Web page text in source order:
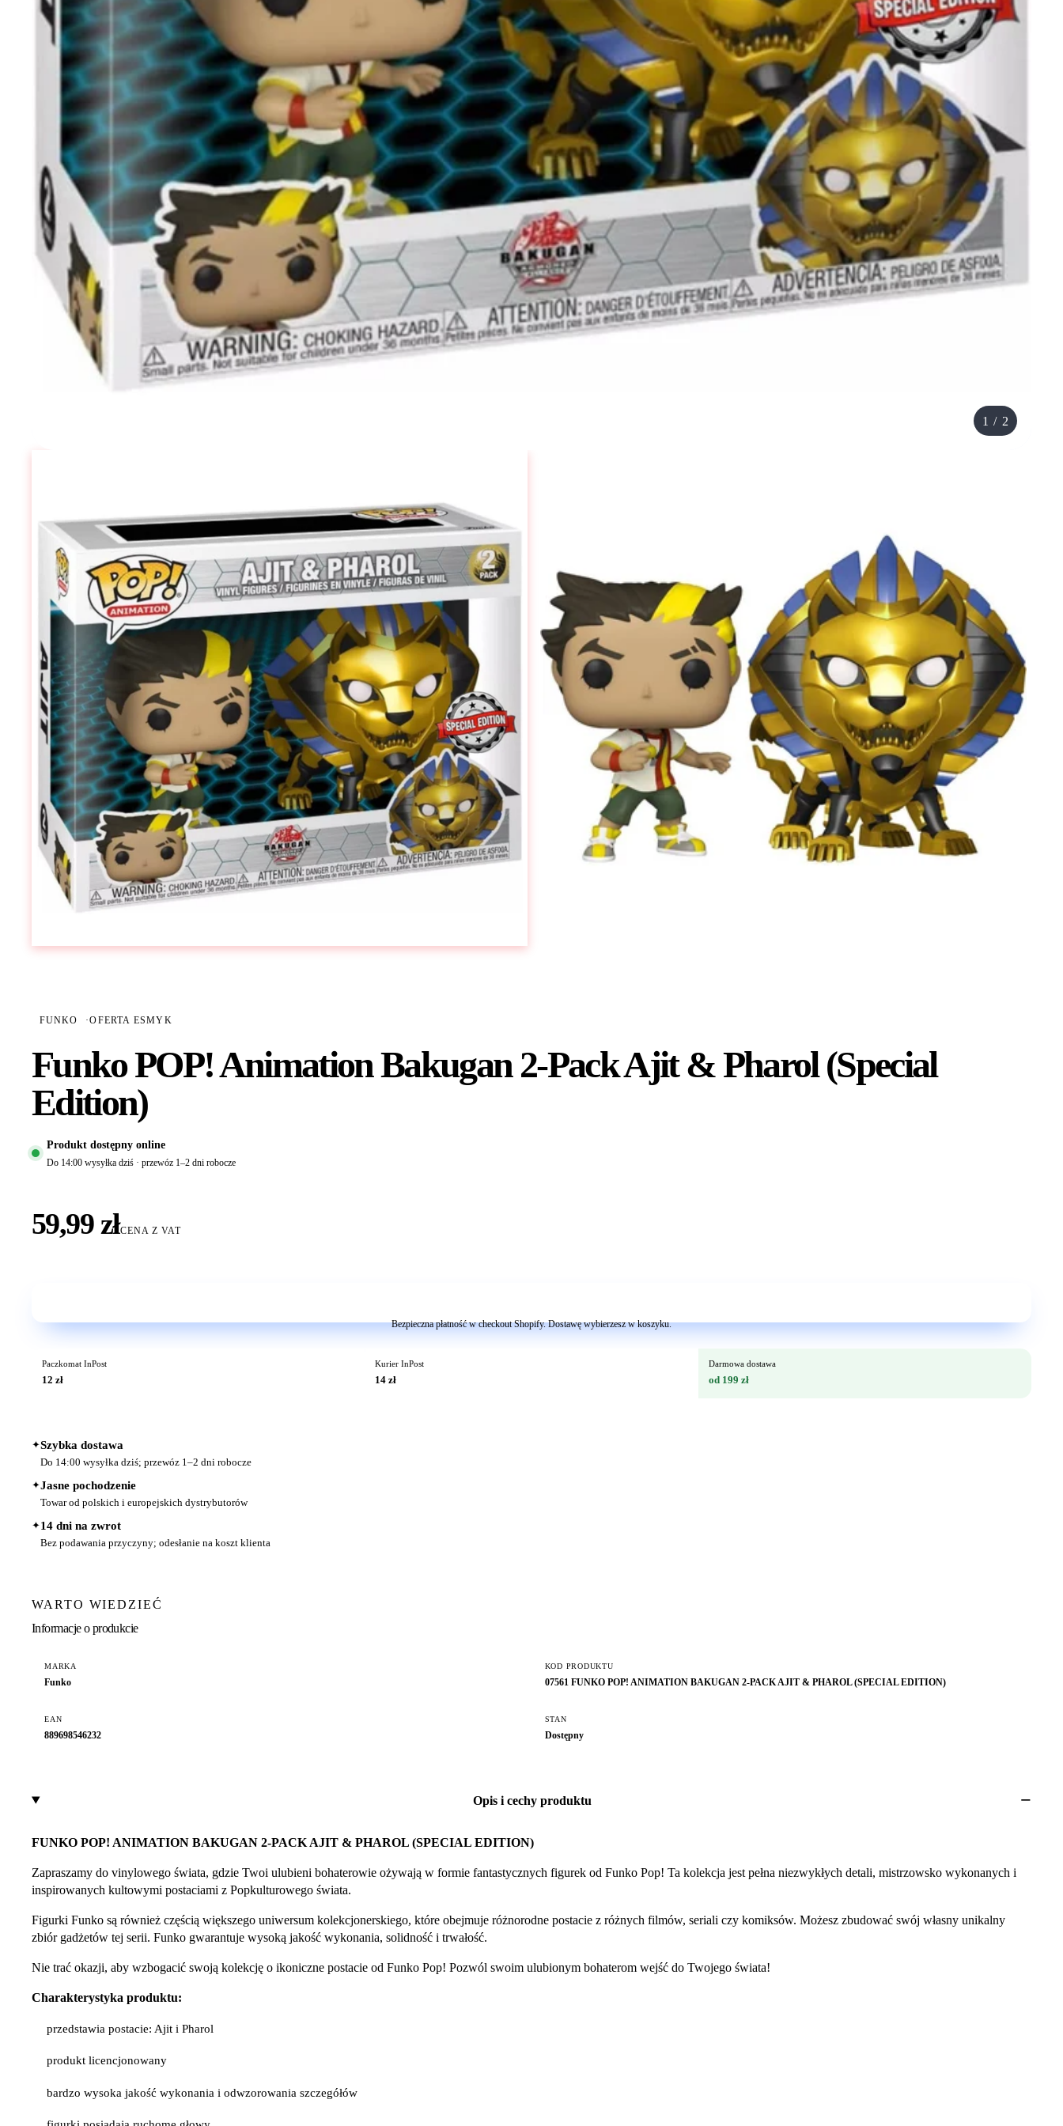
1 / 2
FUNKO ·OFERTA ESMYK
Funko POP! Animation Bakugan 2-Pack Ajit & Pharol (Special
Edition)
Produkt dostępny online
Do 14:00 wysyłka dziś · przewóz 1–2 dni robocze
59,99 złCENA Z VAT
Bezpieczna płatność w checkout Shopify. Dostawę wybierzesz w koszyku.
Paczkomat InPost
12 zł
Kurier InPost
14 zł
Darmowa dostawa
od 199 zł
✦Szybka dostawa
Do 14:00 wysyłka dziś; przewóz 1–2 dni robocze
✦Jasne pochodzenie
Towar od polskich i europejskich dystrybutorów
✦14 dni na zwrot
Bez podawania przyczyny; odesłanie na koszt klienta
WARTO WIEDZIEĆ
Informacje o produkcie
MARKA
Funko
KOD PRODUKTU
07561 FUNKO POP! ANIMATION BAKUGAN 2-PACK AJIT & PHAROL (SPECIAL EDITION)
EAN
889698546232
STAN
Dostępny
Opis i cechy produktu
FUNKO POP! ANIMATION BAKUGAN 2-PACK AJIT & PHAROL (SPECIAL EDITION)
Zapraszamy do vinylowego świata, gdzie Twoi ulubieni bohaterowie ożywają w formie fantastycznych figurek od Funko Pop! Ta kolekcja jest pełna niezwykłych detali, mistrzowsko wykonanych i
inspirowanych kultowymi postaciami z Popkulturowego świata.
Figurki Funko są również częścią większego uniwersum kolekcjonerskiego, które obejmuje różnorodne postacie z różnych filmów, seriali czy komiksów. Możesz zbudować swój własny unikalny
zbiór gadżetów tej serii. Funko gwarantuje wysoką jakość wykonania, solidność i trwałość.
Nie trać okazji, aby wzbogacić swoją kolekcję o ikoniczne postacie od Funko Pop! Pozwól swoim ulubionym bohaterom wejść do Twojego świata!
Charakterystyka produktu:
przedstawia postacie: Ajit i Pharol
produkt licencjonowany
bardzo wysoka jakość wykonania i odwzorowania szczegółów